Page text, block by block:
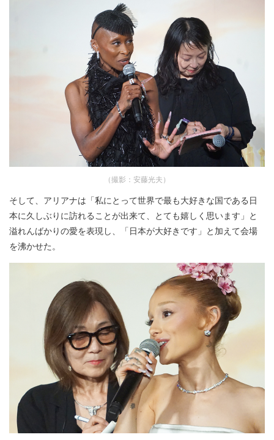
（撮影：安藤光夫）
そして、アリアナは「私にとって世界で最も大好きな国である日
本に久しぶりに訪れることが出来て、とても嬉しく思います」と
溢れんばかりの愛を表現し、「日本が大好きです」と加えて会場
を沸かせた。